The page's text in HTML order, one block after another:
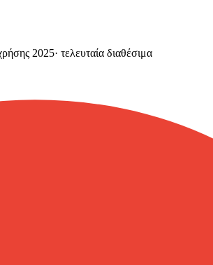
2025· τελευταία διαθέσιμα